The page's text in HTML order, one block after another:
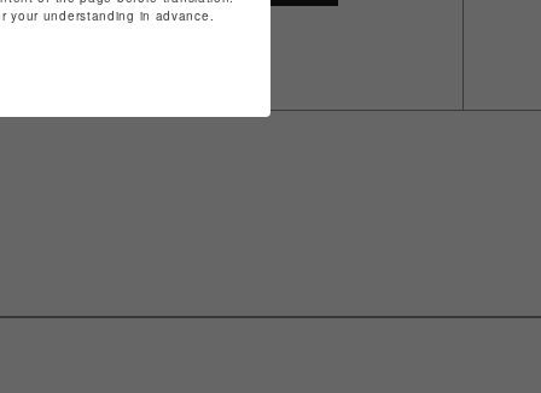
your understanding in advance.